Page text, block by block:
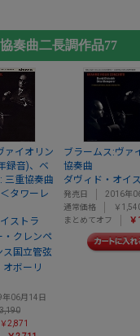
奏曲二長調作品77
ァイオリン
録音)、ベ
三重協奏曲
タワーレ
ストラ
・クレンペ
ス国立管弦
オボーリ
年06月14日
￥2,871
ブラームス:ヴァ
協奏曲
ダヴィド・オイ
発売日
2016年
通常価格
￥
まとめてオフ
￥